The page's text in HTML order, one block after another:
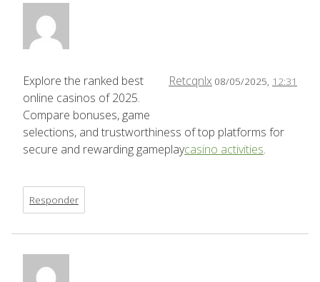
Retcqnlx 08/05/2025, 12:31
Explore the ranked best
online casinos of 2025.
Compare bonuses, game
selections, and trustworthiness of top platforms for
secure and rewarding gameplaycasino activities.
Responder